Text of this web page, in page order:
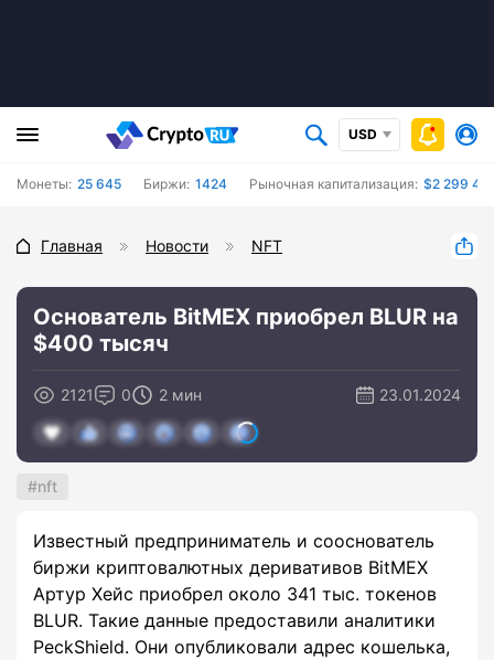
USD
Монеты: 25 645 Биржи: 1424 Рыночная капитализация: $2 299
Главная Новости NFT
Основатель BitMEX приобрел BLUR на
$400 тысяч
2121 0 2 мин 23.01.2024
nft
Известный предприниматель и сооснователь
биржи криптовалютных деривативов BitMEX
Артур Хейс приобрел около 341 тыс. токенов
BLUR. Такие данные предоставили аналитики
PeckShield. Они опубликовали адрес кошелька,